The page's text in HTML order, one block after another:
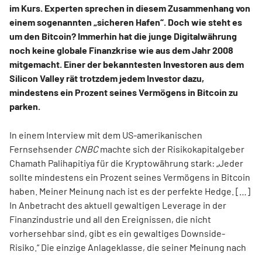
im Kurs. Experten sprechen in diesem Zusammenhang von
einem sogenannten „sicheren Hafen“. Doch wie steht es
um den Bitcoin? Immerhin hat die junge Digitalwährung
noch keine globale Finanzkrise wie aus dem Jahr 2008
mitgemacht. Einer der bekanntesten Investoren aus dem
Silicon Valley rät trotzdem jedem Investor dazu,
mindestens ein Prozent seines Vermögens in Bitcoin zu
parken.
In einem Interview mit dem US-amerikanischen
Fernsehsender CNBCmachte sich der Risikokapitalgeber
Chamath Palihapitiya für die Kryptowährung stark: „Jeder
sollte mindestens ein Prozent seines Vermögens in Bitcoin
haben. Meiner Meinung nach ist es der perfekte Hedge. […]
In Anbetracht des aktuell gewaltigen Leverage in der
Finanzindustrie und all den Ereignissen, die nicht
vorhersehbar sind, gibt es ein gewaltiges Downside-
Risiko.“ Die einzige Anlageklasse, die seiner Meinung nach